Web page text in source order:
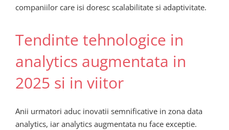
companiilor care isi doresc scalabilitate si adaptivitate.
Tendinte tehnologice in
analytics augmentata in
2025 si in viitor
Anii urmatori aduc inovatii semnificative in zona data
analytics, iar analytics augmentata nu face exceptie.